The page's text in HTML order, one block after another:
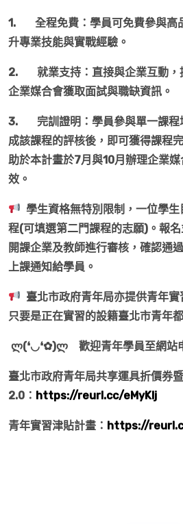
1. 全程免費：學員可免費參與高
升專業技能與實戰經驗。
2. 就業支持：直接與企業互動
企業媒合會獲取面試與職缺資訊。
3. 完訓證明：學員參與單一課
成該課程的評核後，即可獲得課程
助於本計畫於7月與10月辦理企業
效。
學生資格無特別限制，一位學
程(可填選第二門課程的志願)。報
開課企業及教師進行審核，確認通
上課通知給學員。
臺北市政府青年局亦提供青年實
只要是正在實習的設籍臺北市青年
ლ(❛◡❛✿)ლ 歡迎青年學員至網站
臺北市政府青年局共享運具折價券
2.0： https://reurl.cc/eMyKlj
青年實習津貼計畫： https://